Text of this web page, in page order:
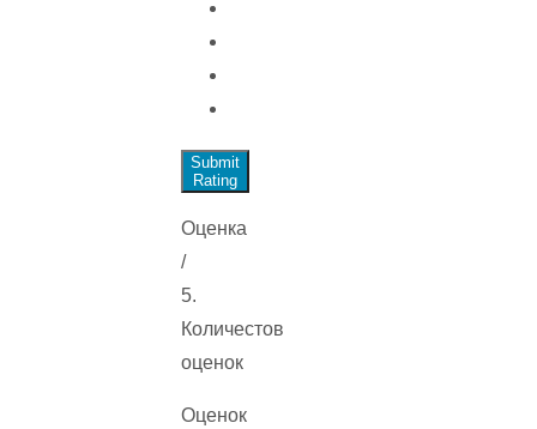
Submit
Rating
Оценка
/
5.
Количестов
оценок
Оценок